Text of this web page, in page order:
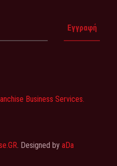
Business Services.
. Designed by aDa